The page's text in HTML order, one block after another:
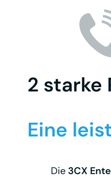
2 starke
Eine
Die 3CX